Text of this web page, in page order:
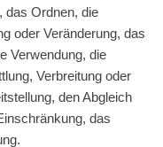
das Ordnen, die
oder Veränderung, das
Verwendung, die
Verbreitung oder
den Abgleich
das